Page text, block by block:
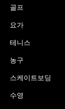
골프
요가
테니스
농구
스케이트보딩
수영